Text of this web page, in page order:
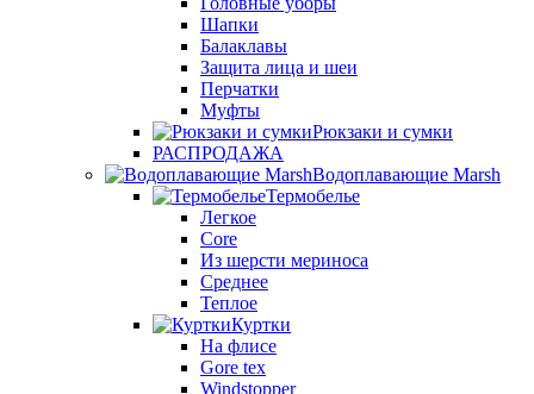
Шапки
Балаклавы
Защита лица и шеи
Перчатки
Муфты
Рюкзаки и сумки
РАСПРОДАЖА
Водоплавающие Marsh
Термобелье
Легкое
Core
Из шерсти мериноса
Среднее
Теплое
Куртки
На флисе
Gore tex
Windstopper